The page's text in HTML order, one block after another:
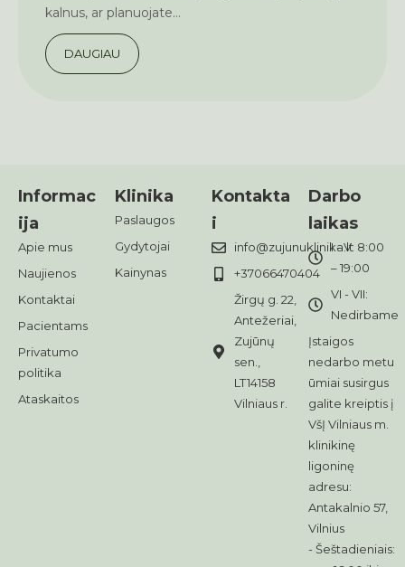
kalnus, ar planuojate...
DAUGIAU
Informac
ija
Apie mus
Naujienos
Kontaktai
Pacientams
Privatumo
politika
Ataskaitos
Klinika
Paslaugos
Gydytojai
Kainynas
Kontakta
i
info@zujunuklinika.lt
+37066470404
Žirgų g. 22,
Antežeriai,
Zujūnų
sen.,
LT14158
Vilniaus r.
Darbo
laikas
I - V: 8:00
– 19:00
VI - VII:
Nedirbame
Įstaigos
nedarbo metu
ūmiai susirgus
galite kreiptis į
VšĮ Vilniaus m.
klinikinę
ligoninę
adresu:
Antakalnio 57,
Vilnius
- Šeštadieniais: